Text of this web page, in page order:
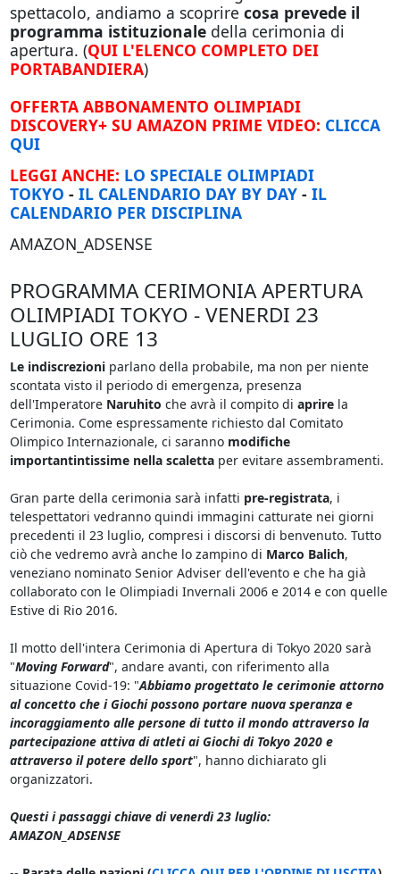
spettacolo, andiamo a scoprire cosa prevede il
programma istituzionaledella cerimonia di
apertura. (QUI L'ELENCO COMPLETO DEI
PORTABANDIERA)
OFFERTA ABBONAMENTO OLIMPIADI
DISCOVERY+ SU AMAZON PRIME VIDEO: CLICCA
QUI
LEGGI ANCHE: LO SPECIALE OLIMPIADI
TOKYO - IL CALENDARIO DAY BY DAY- IL
CALENDARIO PER DISCIPLINA
AMAZON_ADSENSE
PROGRAMMA CERIMONIA APERTURA
OLIMPIADI TOKYO - VENERDI 23
LUGLIO ORE 13
Le indiscrezioniparlano della probabile, ma non per niente
scontata visto il periodo di emergenza, presenza
dell'Imperatore Naruhito che avrà il compito di aprirela
Cerimonia. Come espressamente richiesto dal Comitato
Olimpico Internazionale, ci saranno modifiche
importantintissime nella scalettaper evitare assembramenti.
Gran parte della cerimonia sarà infatti pre-registrata, i
telespettatori vedranno quindi immagini catturate nei giorni
precedenti il 23 luglio, compresi i discorsi di benvenuto. Tutto
ciò che vedremo avrà anche lo zampino di Marco Balich,
veneziano nominato Senior Adviser dell'evento e che ha già
collaborato con le Olimpiadi Invernali 2006 e 2014 e con quelle
Estive di Rio 2016.
Il motto dell'intera Cerimonia di Apertura di Tokyo 2020 sarà
"Moving Forward", andare avanti, con riferimento alla
situazione Covid-19: "Abbiamo progettato le cerimonie attorno
al concetto che i Giochi possono portare nuova speranza e
incoraggiamento alle persone di tutto il mondo attraverso la
partecipazione attiva di atleti ai Giochi di Tokyo 2020 e
attraverso il potere dello sport", hanno dichiarato gli
organizzatori.
Questi i passaggi chiave di venerdì 23 luglio:
AMAZON_ADSENSE